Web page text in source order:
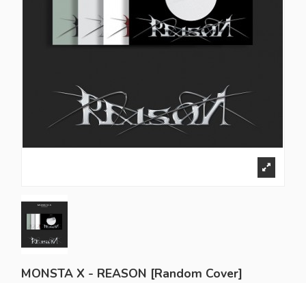
MONSTA X - REASON [Random Cover]